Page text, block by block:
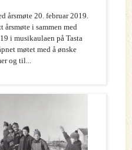
årsmøte 20. februar 2019.
i sammen med
i musikaulaen på Tasta
møtet med å ønske
og til...